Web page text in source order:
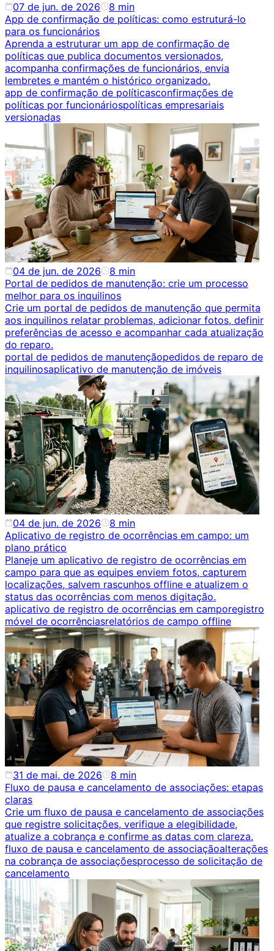
07 de jun. de 2026 8 min
App de confirmação de políticas: como estruturá-lo
para os funcionários
Aprenda a estruturar um app de confirmação de
políticas que publica documentos versionados,
acompanha confirmações de funcionários, envia
lembretes e mantém o histórico organizado.
app de confirmação de políticasconfirmações de
políticas por funcionáriospolíticas empresariais
versionadas
04 de jun. de 2026 8 min
Portal de pedidos de manutenção: crie um processo
melhor para os inquilinos
Crie um portal de pedidos de manutenção que permita
aos inquilinos relatar problemas, adicionar fotos, definir
preferências de acesso e acompanhar cada atualização
do reparo.
portal de pedidos de manutençãopedidos de reparo de
inquilinosaplicativo de manutenção de imóveis
04 de jun. de 2026 8 min
Aplicativo de registro de ocorrências em campo: um
plano prático
Planeje um aplicativo de registro de ocorrências em
campo para que as equipes enviem fotos, capturem
localizações, salvem rascunhos offline e atualizem o
status das ocorrências com menos digitação.
aplicativo de registro de ocorrências em camporegistro
móvel de ocorrênciasrelatórios de campo offline
31 de mai. de 2026 8 min
Fluxo de pausa e cancelamento de associações: etapas
claras
Crie um fluxo de pausa e cancelamento de associações
que registre solicitações, verifique a elegibilidade,
atualize a cobrança e confirme as datas com clareza.
fluxo de pausa e cancelamento de associaçãoalterações
na cobrança de associaçõesprocesso de solicitação de
cancelamento